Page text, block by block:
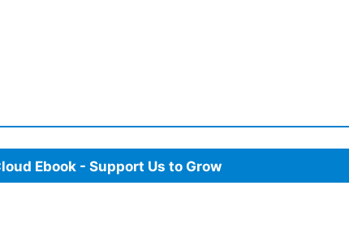
Ebook - Support Us to Grow